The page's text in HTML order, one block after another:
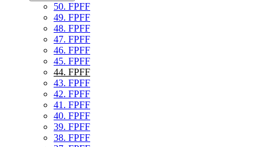
50. FPFF
49. FPFF
48. FPFF
47. FPFF
46. FPFF
45. FPFF
44. FPFF
43. FPFF
42. FPFF
41. FPFF
40. FPFF
39. FPFF
38. FPFF